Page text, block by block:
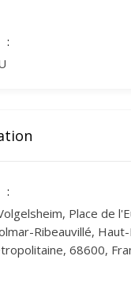
Place de
Ribeauvillé, Haut-
68600,